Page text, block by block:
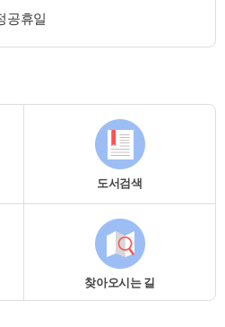
공휴일
도서검색
찾아오시는 길